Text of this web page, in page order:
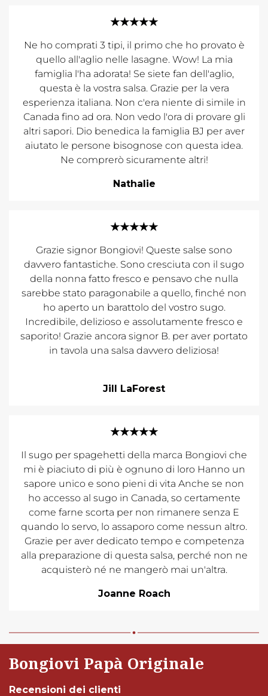
★★★★★
Ne ho comprati 3 tipi, il primo che ho provato è
quello all'aglio nelle lasagne. Wow! La mia
famiglia l'ha adorata! Se siete fan dell'aglio,
questa è la vostra salsa. Grazie per la vera
esperienza italiana. Non c'era niente di simile in
Canada fino ad ora. Non vedo l'ora di provare gli
altri sapori. Dio benedica la famiglia BJ per aver
aiutato le persone bisognose con questa idea.
Ne comprerò sicuramente altri!
Nathalie
★★★★★
Grazie signor Bongiovi! Queste salse sono
davvero fantastiche. Sono cresciuta con il sugo
della nonna fatto fresco e pensavo che nulla
sarebbe stato paragonabile a quello, finché non
ho aperto un barattolo del vostro sugo.
Incredibile, delizioso e assolutamente fresco e
saporito! Grazie ancora signor B. per aver portato
in tavola una salsa davvero deliziosa!
Jill LaForest
★★★★★
Il sugo per spagehetti della marca Bongiovi che
mi è piaciuto di più è ognuno di loro Hanno un
sapore unico e sono pieni di vita Anche se non
ho accesso al sugo in Canada, so certamente
come farne scorta per non rimanere senza E
quando lo servo, lo assaporo come nessun altro.
Grazie per aver dedicato tempo e competenza
alla preparazione di questa salsa, perché non ne
acquisterò né ne mangerò mai un'altra.
Joanne Roach
Bongiovi Papà Originale
Recensioni dei clienti